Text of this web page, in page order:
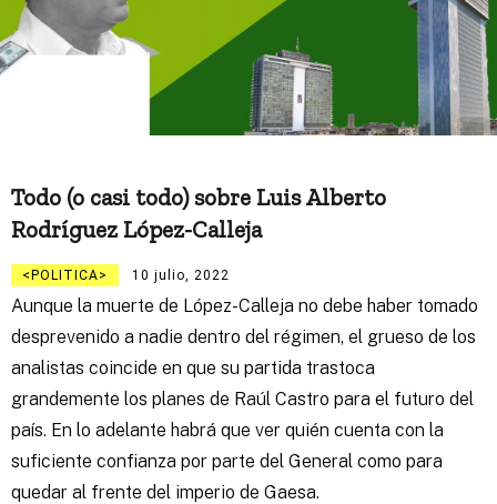
Todo (o casi todo) sobre Luis Alberto
Rodríguez López-Calleja
POLITICA 10 julio, 2022
Aunque la muerte de López-Calleja no debe haber tomado
desprevenido a nadie dentro del régimen, el grueso de los
analistas coincide en que su partida trastoca
grandemente los planes de Raúl Castro para el futuro del
país. En lo adelante habrá que ver quién cuenta con la
suficiente confianza por parte del General como para
quedar al frente del imperio de Gaesa.